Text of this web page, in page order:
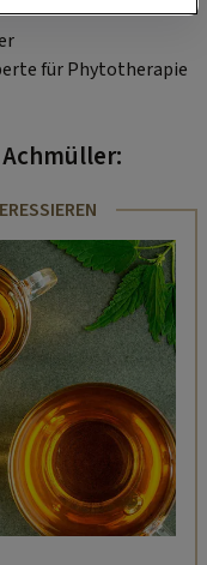
für Phytotherapie